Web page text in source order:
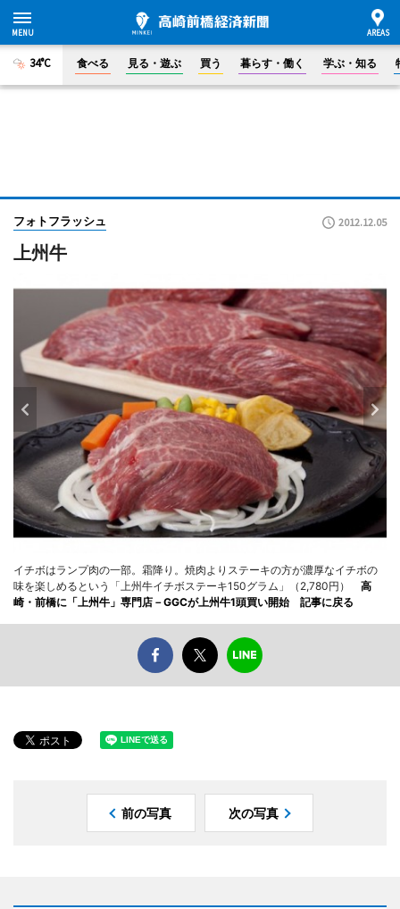
34°C 食べる 見る・遊ぶ 買う 暮らす・働く 学ぶ・知る
フォトフラッシュ 2012.12.05
上州牛
イチボはランプ肉の一部。霜降り。焼肉よりステーキの方が濃厚なイチボの
味を楽しめるという「上州牛イチボステーキ150グラム」（2,780円） 高
崎・前橋に「上州牛」専門店－GGCが上州牛1頭買い開始 記事に戻る
前の写真 次の写真